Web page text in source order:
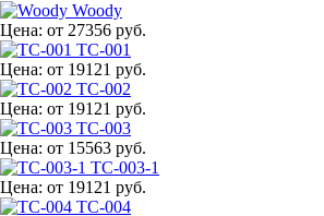
Woody
Цена: от 27356 руб.
TC-001
Цена: от 19121 руб.
TC-002
Цена: от 19121 руб.
TC-003
Цена: от 15563 руб.
TC-003-1
Цена: от 19121 руб.
TC-004